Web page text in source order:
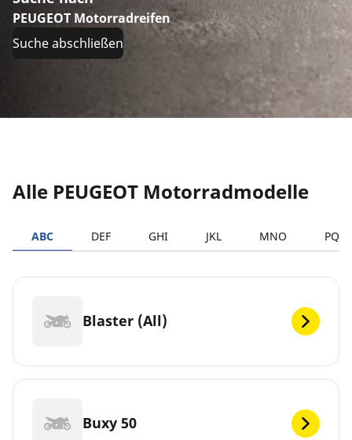
PEUGEOT Motorradreifen
Suche abschließen
Alle PEUGEOT Motorradmodelle
ABC DEF GHI JKL MNO PQRS
Blaster (All)
Buxy 50